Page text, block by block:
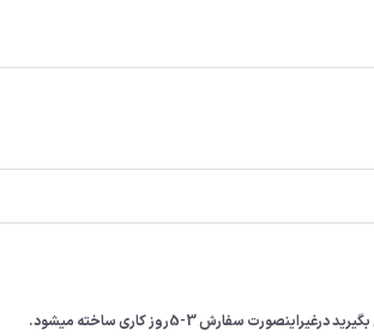
سفارش 3-5روز کاری ساخته میشود.